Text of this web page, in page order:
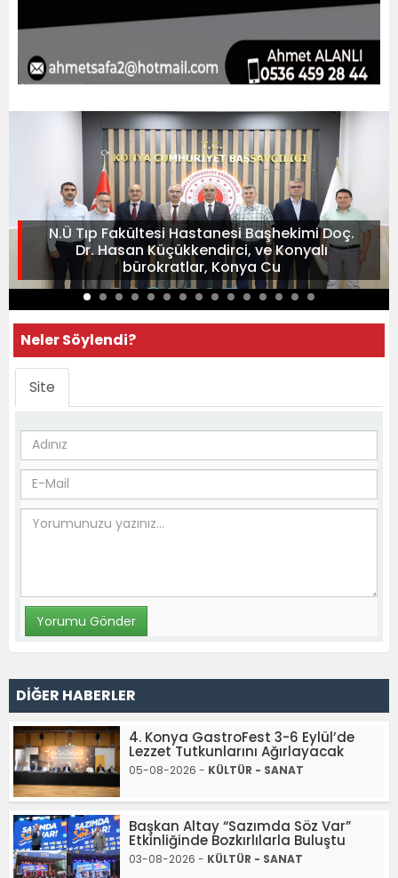
N.Ü Tıp Fakültesi Hastanesi Başhekimi Doç.
Dr. Hasan Küçükkendirci, ve Konyalı
bürokratlar, Konya Cu
Neler Söylendi?
Site
DİĞER HABERLER
4. Konya GastroFest 3-6 Eylül’de
Lezzet Tutkunlarını Ağırlayacak
05-08-2026 - KÜLTÜR - SANAT
Başkan Altay “Sazımda Söz Var”
Etkinliğinde Bozkırlılarla Buluştu
03-08-2026 - KÜLTÜR - SANAT